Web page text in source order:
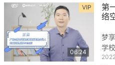
VIP
06:24
第
络
梦
学校